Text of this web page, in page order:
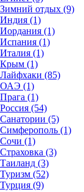
Зимний отдых (9)
Индия (1)
Иордания (1)
Испания (1)
Италия (1)
Крым (1)
Лайфхаки (85)
ОАЭ (1)
Прага (1)
Россия (54)
Санатории (5)
Симферополь (1)
Сочи (1)
Страховка (3)
Таиланд (3)
Туризм (52)
Турция (9)